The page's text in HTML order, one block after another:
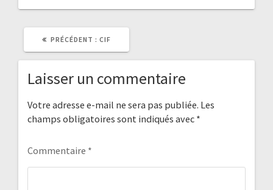
PRÉCÉDENT : ARTICLE
CIF
Laisser un commentaire
Votre adresse e-mail ne sera pas publiée. Les
champs obligatoires sont indiqués avec *
Commentaire *